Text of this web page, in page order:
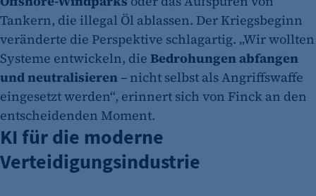
Tankern, die illegal Öl ablassen. Der Kriegsbeginn
veränderte die Perspektive schlagartig. „Wir wollten
Systeme entwickeln, die Bedrohungen abfangen
und neutralisieren – nicht selbst als Angriffswaffe
eingesetzt werden“, erinnert sich von Finck an den
entscheidenden Moment.
KI für die moderne
Verteidigungsindustrie